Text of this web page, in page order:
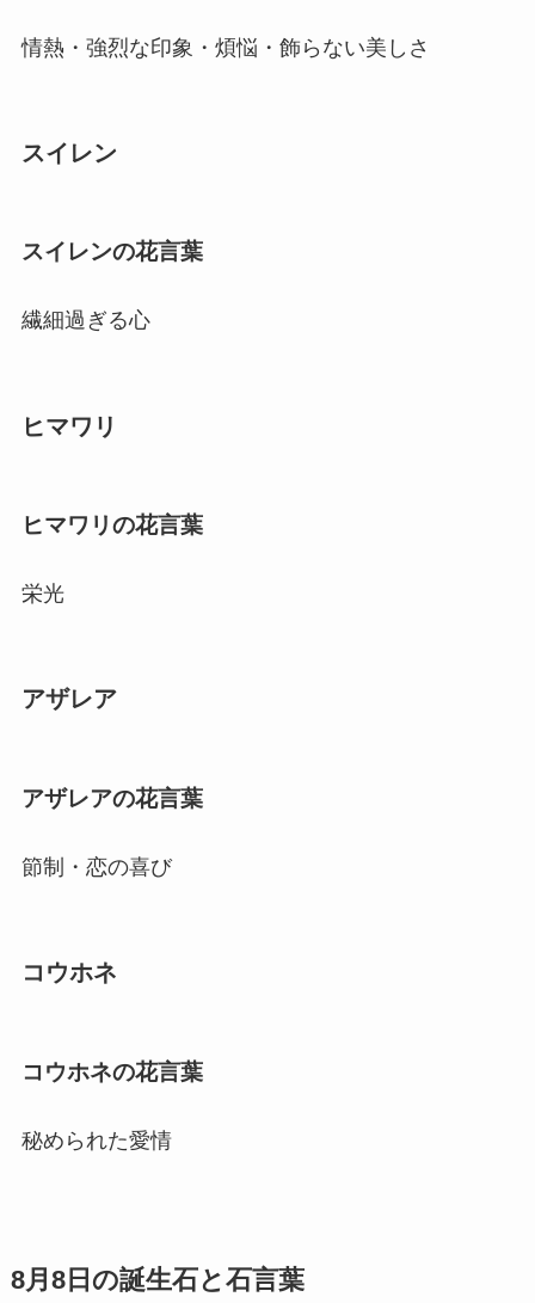
情熱・強烈な印象・煩悩・飾らない美しさ
スイレン
スイレンの花言葉
繊細過ぎる心
ヒマワリ
ヒマワリの花言葉
栄光
アザレア
アザレアの花言葉
節制・恋の喜び
コウホネ
コウホネの花言葉
秘められた愛情
8月8日の誕生石と石言葉